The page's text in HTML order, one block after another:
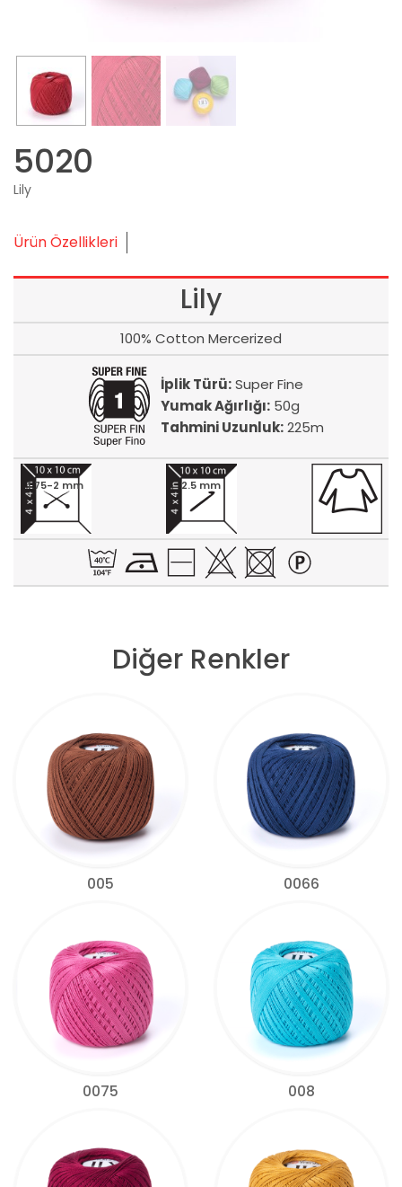
5020
Lily
Ürün Özellikleri
Lily
100% Cotton Mercerized
İplik Türü:Super Fine
Yumak Ağırlığı: 50g
Tahmini Uzunluk:225m
1.75-2 mm 2.5 mm
Diğer Renkler
005 0066
0075 008